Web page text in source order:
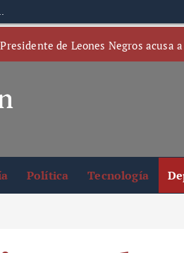
Presidente de Leones Negros acusa
Política Tecnología